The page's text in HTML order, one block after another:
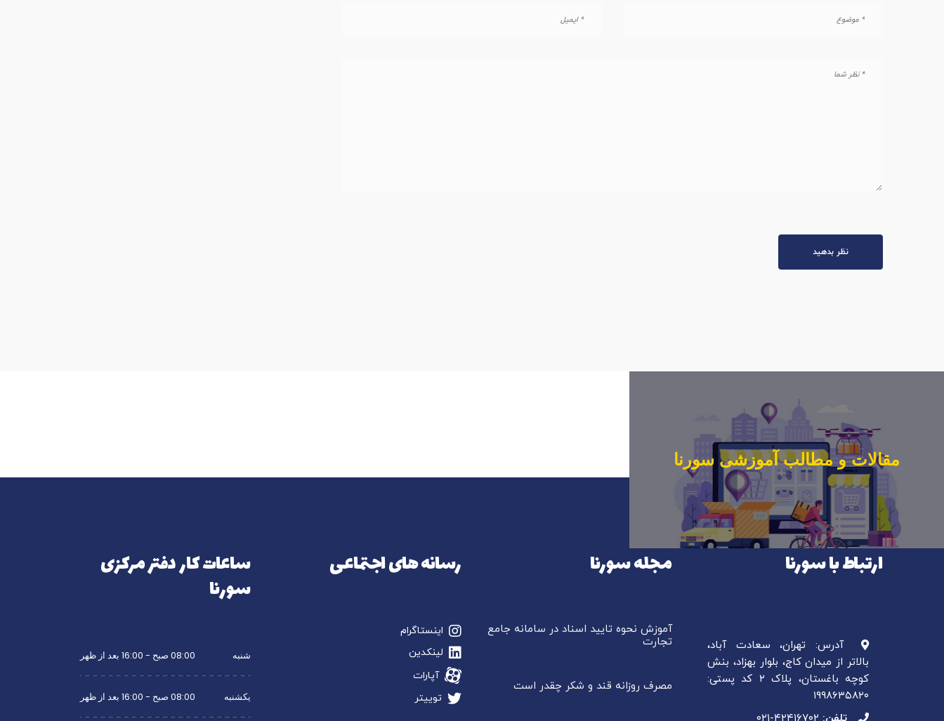
نظر بدهید
مقالات و مطالب آموزشی سورنا
ارتباط با سورنا
آدرس: تهران، سعادت آباد،
بالاتر از میدان کاج، بلوار بهزاد، بنش
کوچه باغستان، پلاک ۲ کد پستی:
۱۹۹۸۶۳۵۸۲۰
مجله سورنا
آموزش نحوه تایید اسناد در سامانه جامع
تجارت
مصرف روزانه قند و شکر چقدر است
رسانه های اجتماعی
اینستاگرام
لینکدین
آپارات
توییتر
ساعات کار دفتر مرکزی
سورنا
شنبه 08:00 صبح - 16:00 بعد از ظهر
یکشنبه 08:00 صبح - 16:00 بعد از ظهر